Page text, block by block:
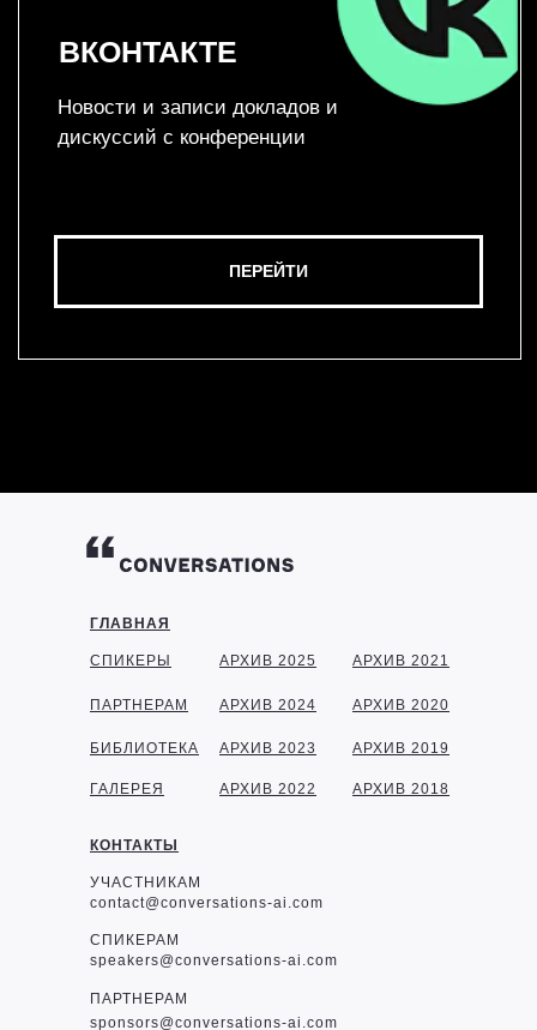
ГЛАВНАЯ
КОНТАКТЫ
СПИКЕРЫ
ПАРТНЕРАМ
БИБЛИОТЕКА
УЧАСТНИКАМ
contact@conversations-ai.com
СПИКЕРАМ
speakers@conversations-ai.com
ПАРТНЕРАМ
sponsors@conversations-ai.com
ГАЛЕРЕЯ
АРХИВ 2025
АРХИВ 2024
АРХИВ 2023
АРХИВ 2022
АРХИВ 2021
АРХИВ 2020
АРХИВ 2019
АРХИВ 2018